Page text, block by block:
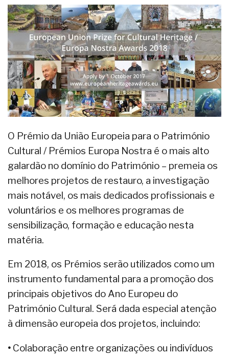
O Prémio da União Europeia para o Património
Cultural / Prémios Europa Nostra é o mais alto
galardão no domínio do Património – premeia os
melhores projetos de restauro, a investigação
mais notável, os mais dedicados profissionais e
voluntários e os melhores programas de
sensibilização, formação e educação nesta
matéria.
Em 2018, os Prémios serão utilizados como um
instrumento fundamental para a promoção dos
principais objetivos do Ano Europeu do
Património Cultural. Será dada especial atenção
à dimensão europeia dos projetos, incluindo:
• Colaboração entre organizações ou indivíduos